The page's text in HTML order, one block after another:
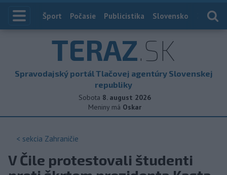
Index
Šport Počasie Publicistika Slovensko
TERAZ.SK
Spravodajský portál Tlačovej agentúry Slovenskej
republiky
Sobota 8. august 2026
Meniny má Oskar
< sekcia Zahraničie
V Čile protestovali študenti